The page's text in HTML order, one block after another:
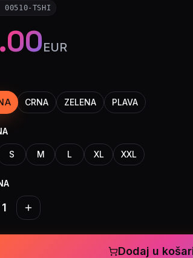
00510-TSHI
EUR
CRNA ZELENA PLAVA
S M L XL XXL
1
Dodaj u